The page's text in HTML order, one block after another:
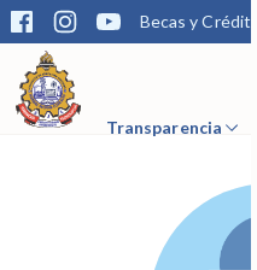
Becas y
IESTP Manuel Seoane
Transparencia